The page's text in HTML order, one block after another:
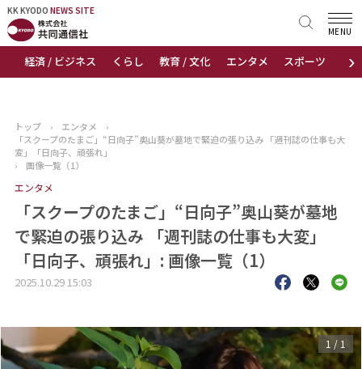
KK KYODO NEWS SITE
›
経済 / ビジネス くらし 教育 / 文化 エンタメ スポーツ 地域
MENU
KK KYODONEWS SITE
トップページ
ニュース
おすすめコンテンツ
出版物
会社概要
トップ › エンタメ
›
「スクープのたまご」“日向子”奥山葵が墓地で緊迫の張り込み 「週刊誌の仕事も大
変」「日向子、頑張れ」
›
画像一覧（1）
エンタメ
「スクープのたまご」“日向子”奥山葵が墓地
で緊迫の張り込み 「週刊誌の仕事も大変」
「日向子、頑張れ」: 画像一覧（1）
2025.10.29 15:03
1 / 1